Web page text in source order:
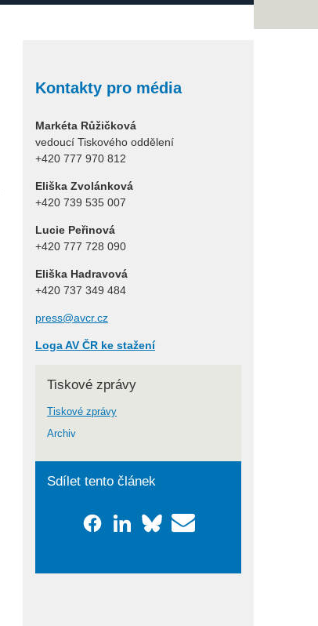
Kontakty pro média
Markéta Růžičková
vedoucí Tiskového oddělení
+420 777 970 812
Eliška Zvolánková
+420 739 535 007
Lucie Peřinová
+420 777 728 090
Eliška Hadravová
+420 737 349 484
press@avcr.cz
Loga AV ČR ke stažení
Tiskové zprávy
Tiskové zprávy
Archiv
Sdílet tento článek